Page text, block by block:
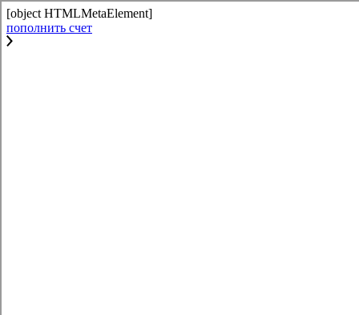
[object HTMLMetaElement]
пополнить счет